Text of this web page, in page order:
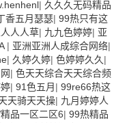
| 久久久无码精品
香五月瑟瑟| 99热只有这
人人草| 九九色婷婷| 亚
| 亚洲亚洲人成综合网络|
| 久婷久婷| 色婷婷久久 |
| 色天天综合天天综合频
| 91色五月 | 99re66热这
天骑天天操| 九月婷婷人
品一区二区6| 99热精品